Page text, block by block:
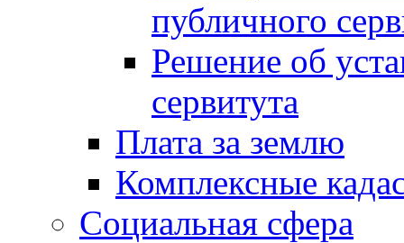
публичного
Решение об
сервитута
Плата за землю
Комплексные
Социальная сфера